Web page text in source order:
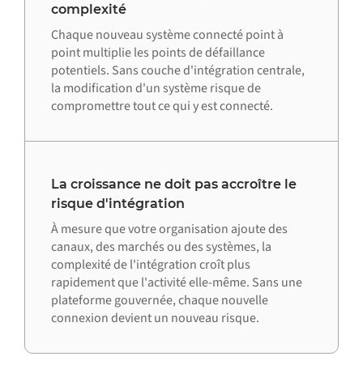
complexité
Chaque nouveau système connecté point à
point multiplie les points de défaillance
potentiels. Sans couche d'intégration centrale,
la modification d'un système risque de
compromettre tout ce qui y est connecté.
La croissance ne doit pas accroître le
risque d'intégration
À mesure que votre organisation ajoute des
canaux, des marchés ou des systèmes, la
complexité de l'intégration croît plus
rapidement que l'activité elle-même. Sans une
plateforme gouvernée, chaque nouvelle
connexion devient un nouveau risque.